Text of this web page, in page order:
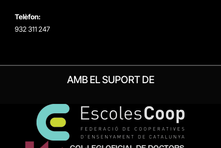
Telèfon:
932 311 247
AMB EL SUPORT DE